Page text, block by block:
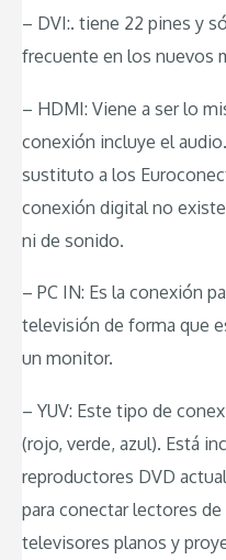
– DVI:. tiene 22 pines y
frecuente en los nuevos
– HDMI: Viene a ser lo
conexión incluye el
sustituto a los
conexión digital no
ni de sonido.
– PC IN: Es la conexión
televisión de forma que
un monitor.
– YUV: Este tipo de
(rojo, verde, azul). Está
reproductores DVD
para conectar lectores
televisores planos y